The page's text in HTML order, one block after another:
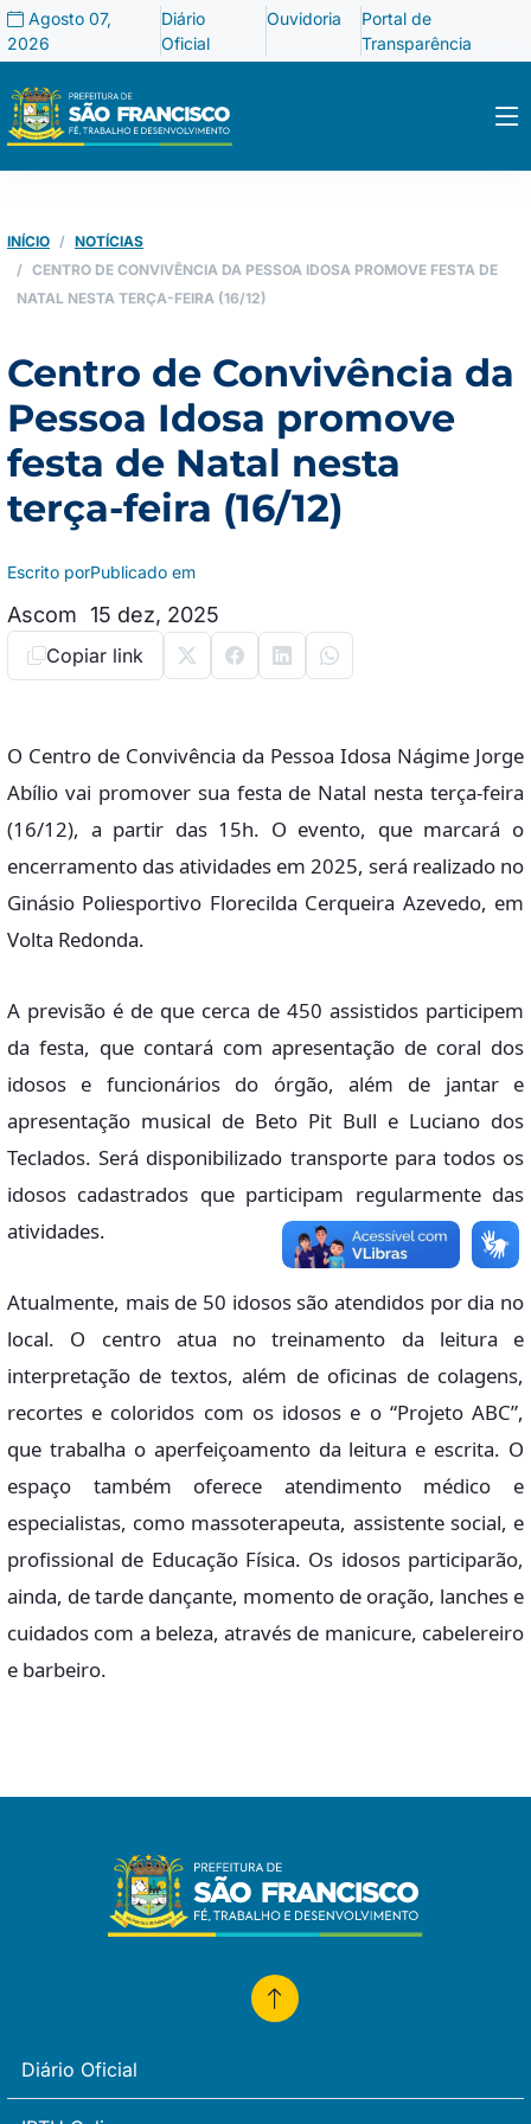
Agosto 07,
2026
Diário
Oficial
Ouvidoria
Portal de
Transparência
INÍCIO
NOTÍCIAS
CENTRO DE CONVIVÊNCIA DA PESSOA IDOSA PROMOVE FESTA DE
NATAL NESTA TERÇA-FEIRA (16/12)
Centro de Convivência da
Pessoa Idosa promove
festa de Natal nesta
terça-feira (16/12)
Escrito por
Ascom
Publicado em
15 dez, 2025
Copiar link
O Centro de Convivência da Pessoa Idosa Nágime Jorge
Abílio vai promover sua festa de Natal nesta terça-feira
(16/12), a partir das 15h. O evento, que marcará o
encerramento das atividades em 2025, será realizado no
Ginásio Poliesportivo Florecilda Cerqueira Azevedo, em
Volta Redonda.
A previsão é de que cerca de 450 assistidos participem
da festa, que contará com apresentação de coral dos
idosos e funcionários do órgão, além de jantar e
apresentação musical de Beto Pit Bull e Luciano dos
Teclados. Será disponibilizado transporte para todos os
idosos cadastrados que participam regularmente das
atividades.
Atualmente, mais de 50 idosos são atendidos por dia no
local. O centro atua no treinamento da leitura e
interpretação de textos, além de oficinas de colagens,
recortes e coloridos com os idosos e o “Projeto ABC”,
que trabalha o aperfeiçoamento da leitura e escrita. O
espaço também oferece atendimento médico e
especialistas, como massoterapeuta, assistente social, e
profissional de Educação Física. Os idosos participarão,
ainda, de tarde dançante, momento de oração, lanches e
cuidados com a beleza, através de manicure, cabelereiro
e barbeiro.
Diário Oficial